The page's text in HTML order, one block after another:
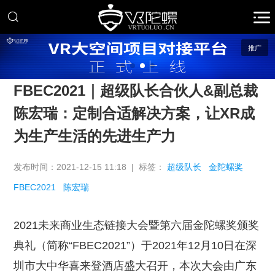
推广
FBEC2021｜超级队长合伙人&副总裁
陈宏瑞：定制合适解决方案，让XR成
为生产生活的先进生产力
发布时间：2021-12-15 11:18 | 标签： 超级队长 金陀螺奖
FBEC2021 陈宏瑞
2021未来商业生态链接大会暨第六届金陀螺奖颁奖
典礼（简称“FBEC2021”）于2021年12月10日在深
圳市大中华喜来登酒店盛大召开，本次大会由广东